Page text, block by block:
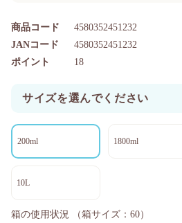
商品コード 4580352451232
ポイント 18
JANコード 4580352451232
サイズを選んでください
200ml 1800ml
10L
箱の使用状況
（箱サイズ：60）